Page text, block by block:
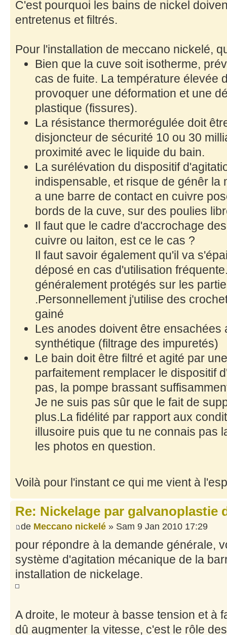
C'est pourquoi les bains de nickel
entretenus et filtrés.
Pour l'installation de meccano nickelé,
Bien que la cuve soit isotherme,
cas de fuite. La température élevée
provoquer une déformation et une
plastique (fissures).
La résistance thermorégulée doit
disjoncteur de sécurité 10 ou 30
proximité avec le liquide du bain.
La surélévation du dispositif
indispensable, et risque de génêr la
a une barre de contact en cuivre
bords de la cuve, sur des poulies
Il faut que le cadre d'accrochage
cuivre ou laiton, est ce le cas ?
Il faut savoir également qu'il va
déposé en cas d'utilisation
généralement protégés sur les
.Personnellement j'utilise des
gainé
Les anodes doivent être
synthétique (filtrage des impuretés)
Le bain doit être filtré et agité par
parfaitement remplacer le dispositif
pas, la pompe brassant
Je ne suis pas sûr que le fait de
plus.La fidélité par rapport aux
illusoire puis que tu ne connais pas
les photos en question.
Voilà pour l'instant ce qui me vient à
Re: Nickelage par galvanoplastie
de Meccano nickelé » Sam 9 Jan 2010 17:29
pour répondre à la demande générale,
système d'agitation mécanique de la
installation de nickelage.
A droite, le moteur à basse tension et à
dû augmenter la vitesse, c'est le rôle